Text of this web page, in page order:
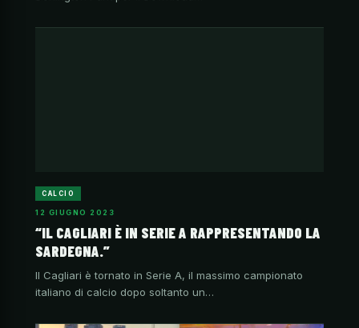
CALCIO
12 GIUGNO 2023
“IL CAGLIARI È IN SERIE A RAPPRESENTANDO LA
SARDEGNA.”
Il Cagliari è tornato in Serie A, il massimo campionato
italiano di calcio dopo soltanto un…